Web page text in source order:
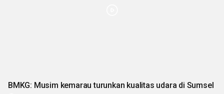
BMKG: Musim kemarau turunkan kualitas udara di Sumsel